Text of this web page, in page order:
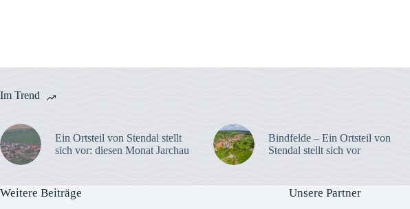
Im Trend
Ein Ortsteil von Stendal stellt
sich vor: diesen Monat Jarchau
Bindfelde – Ein Ortsteil von
Stendal stellt sich vor
Weitere Beiträge Unsere Partner